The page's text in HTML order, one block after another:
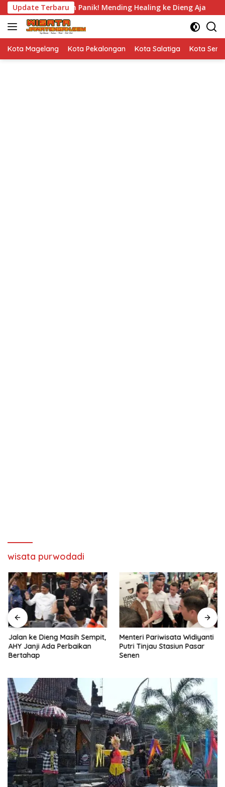
Langsung
ke
konten
Update Terbaru
Demo, Jangan Panik! Mending Healing ke Dieng Aja
Kota Magelang Kota Pekalongan Kota Salatiga Kota
wisata purwodadi
Jalan ke Dieng Masih Sempit,
AHY Janji Ada Perbaikan
Bertahap
Menteri Pariwisata Widiyanti
Putri Tinjau Stasiun Pasar
Senen